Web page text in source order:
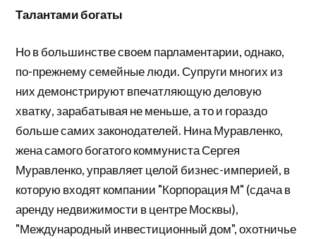
Талантами богаты
Но в большинстве своем парламентарии, однако,
по-прежнему семейные люди. Супруги многих из
них демонстрируют впечатляющую деловую
хватку, зарабатывая не меньше, а то и гораздо
больше самих законодателей. Нина Муравленко,
жена самого богатого коммуниста Сергея
Муравленко, управляет целой бизнес-империей, в
которую входят компании "Корпорация М" (сдача в
аренду недвижимости в центре Москвы),
"Международный инвестиционный дом", охотничье